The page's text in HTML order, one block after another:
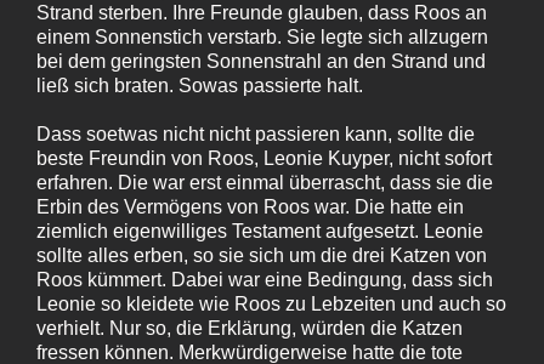
Strand sterben. Ihre Freunde glauben, dass Roos an
einem Sonnenstich verstarb. Sie legte sich allzugern
bei dem geringsten Sonnenstrahl an den Strand und
ließ sich braten. Sowas passierte halt.
Dass soetwas nicht nicht passieren kann, sollte die
beste Freundin von Roos, Leonie Kuyper, nicht sofort
erfahren. Die war erst einmal überrascht, dass sie die
Erbin des Vermögens von Roos war. Die hatte ein
ziemlich eigenwilliges Testament aufgesetzt. Leonie
sollte alles erben, so sie sich um die drei Katzen von
Roos kümmert. Dabei war eine Bedingung, dass sich
Leonie so kleidete wie Roos zu Lebzeiten und auch so
verhielt. Nur so, die Erklärung, würden die Katzen
fressen können. Merkwürdigerweise hatte die tote